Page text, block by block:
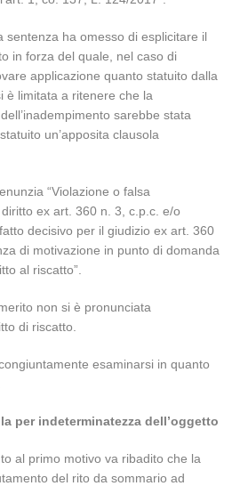
sentenza ha omesso di esplicitare il
in forza del quale, nel caso di
applicazione quanto statuito dalla
è limitata a ritenere che la
sarebbe stata
un’apposita clausola
“Violazione o falsa
ex art. 360 n. 3, c.p.c. e/o
decisivo per il giudizio ex art. 360
di motivazione in punto di domanda
al riscatto”.
non si è pronunciata
di riscatto.
esaminarsi in quanto
per indeterminatezza dell’oggetto
al primo motivo va ribadito che la
del rito da sommario ad